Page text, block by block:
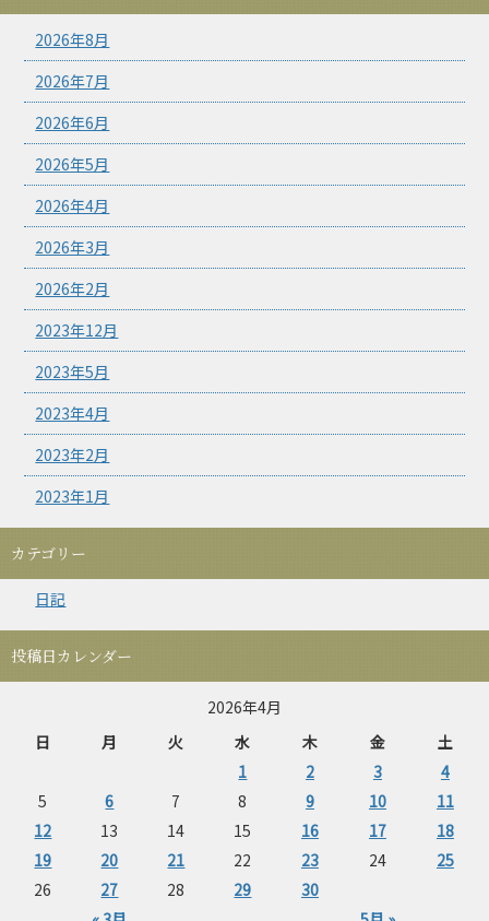
2026年8月
2026年7月
2026年6月
2026年5月
2026年4月
2026年3月
2026年2月
2023年12月
2023年5月
2023年4月
2023年2月
2023年1月
カテゴリー
日記
投稿日カレンダー
2026年4月
日
月 火 水 木 金 土
1 2 3
4
5
6 7 8 9 10
11
12
13 14 15 16 17
18
19
20 21 22 23 24
25
26
27 28 29 30